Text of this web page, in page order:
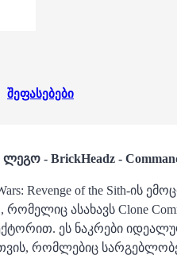
შეფასებები
ლეგო - BrickHeadz -
Revenge of the Sith-ის
რომელიც ასახავს Clone
ეს ნაკრები
რომლებიც